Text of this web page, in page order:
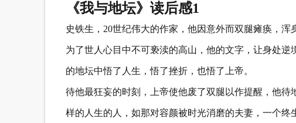
《我与地坛》读后感1
史铁生，20世纪伟大的作家，他因意外而双腿瘫痪，
为了世人心目中不可亵渎的高山，他的文字，让身处
的地坛中悟了人生，悟了挫折，也悟了上帝。
待他最狂妄的时刻，上帝使他废了双腿以作提醒，他
样的人生的人，如那对容颜被时光消磨的夫妻，一个